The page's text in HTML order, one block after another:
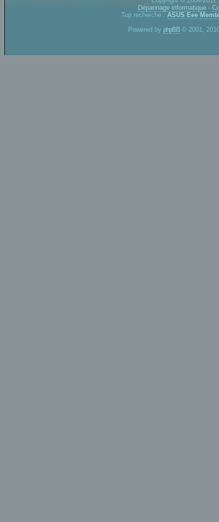
Dépannage informatique -
Top recherche : ASUS Eee
Powered by phpBB © 2001,